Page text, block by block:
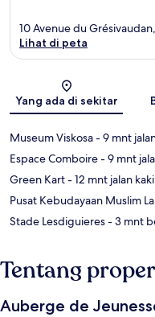
10 Avenue du
Lihat di peta
Yang ada di sekitar
Museum Viskosa- 9 mnt
Espace Comboire- 9 mnt
Green Kart- 12 mnt jalan kaki
Pusat Kebudayaan Muslim
Stade Lesdiguieres- 3 mnt
Tentang
Auberge de